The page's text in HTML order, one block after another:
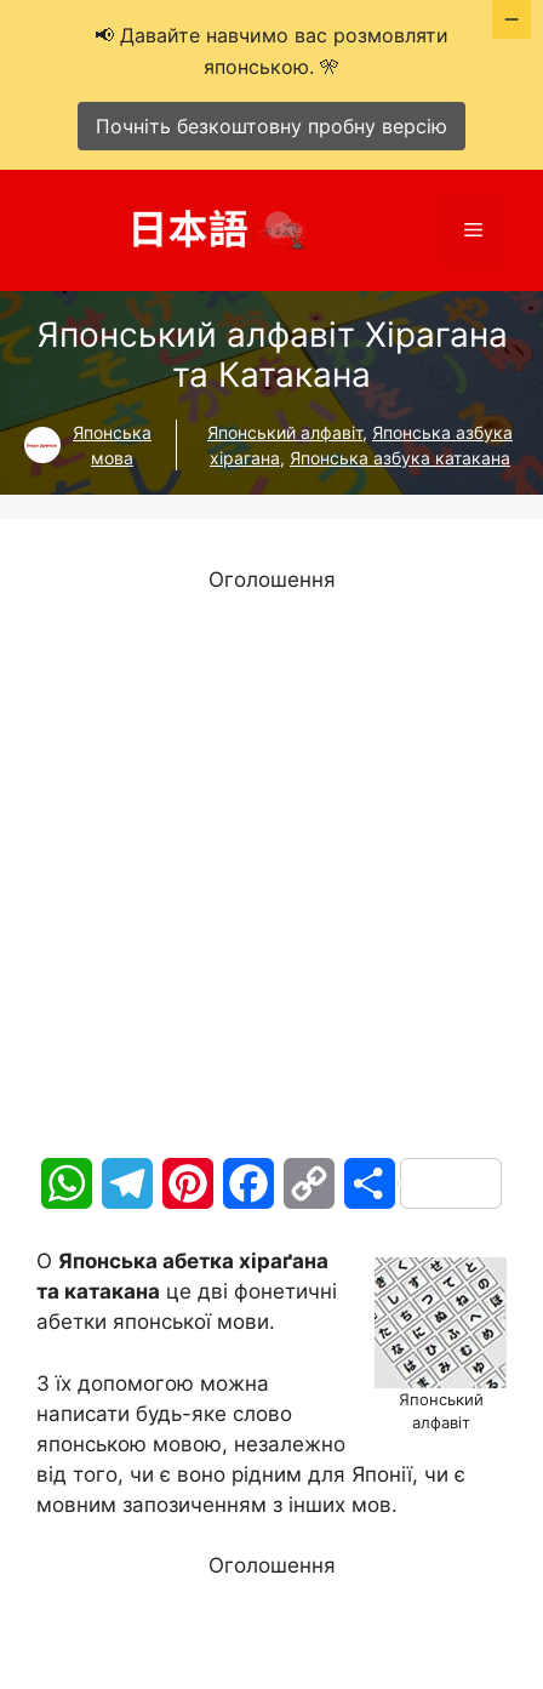
Меню
Японський алфавіт Хірагана
та Катакана
Японська
мова
Японський алфавіт, Японська азбука
хірагана, Японська азбука катакана
Оголошення
W
a
t
s
A
p
l
e
g
r
a
n
t
e
r
e
c
o
o
p
i
n
П
д
і
л
т
Японський
алфавіт
O Японська абетка хіраґана
та катакана це дві фонетичні
абетки японської мови.
З їх допомогою можна
написати будь-яке слово
японською мовою, незалежно
від того, чи є воно рідним для Японії, чи є
мовним запозиченням з інших мов.
Оголошення
📢 Давайте навчимо вас розмовляти
японською. 🎌
Почніть безкоштовну пробну версію